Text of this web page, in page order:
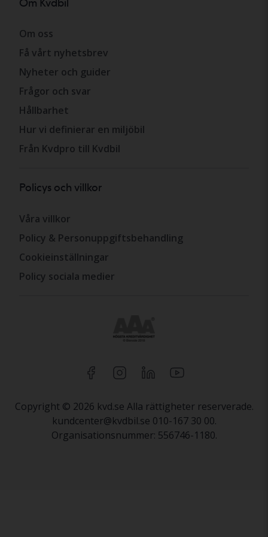
Om Kvdbil
Om oss
Få vårt nyhetsbrev
Nyheter och guider
Frågor och svar
Hållbarhet
Hur vi definierar en miljöbil
Från Kvdpro till Kvdbil
Policys och villkor
Våra villkor
Policy & Personuppgiftsbehandling
Cookieinställningar
Policy sociala medier
Copyright © 2026 kvd.se Alla rättigheter reserverade.
kundcenter@kvdbil.se 010-167 30 00.
Organisationsnummer: 556746-1180.